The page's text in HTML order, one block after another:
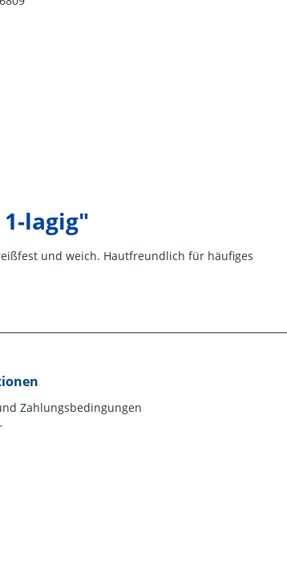
lagig"
und weich. Hautfreundlich für häufiges
Zahlungsbedingungen